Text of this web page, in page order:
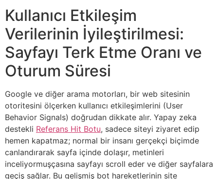
Kullanıcı Etkileşim
Verilerinin İyileştirilmesi:
Sayfayı Terk Etme Oranı ve
Oturum Süresi
Google ve diğer arama motorları, bir web sitesinin
otoritesini ölçerken kullanıcı etkileşimlerini (User
Behavior Signals) doğrudan dikkate alır. Yapay zeka
destekli Referans Hit Botu, sadece siteyi ziyaret edip
hemen kapatmaz; normal bir insanı gerçekçi biçimde
canlandırarak sayfa içinde dolaşır, metinleri
inceliyormuşçasına sayfayı scroll eder ve diğer sayfalara
geçiş sağlar. Bu gelişmiş bot hareketlerinin site